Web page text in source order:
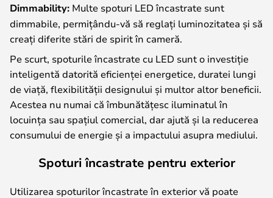
Dimmability: Multe spoturi LED încastrate sunt
dimmabile, permițându-vă să reglați luminozitatea și să
creați diferite stări de spirit în cameră.
Pe scurt, spoturile încastrate cu LED sunt o investiție
inteligentă datorită eficienței energetice, duratei lungi
de viață, flexibilității designului și multor altor beneficii.
Acestea nu numai că îmbunătățesc iluminatul în
locuința sau spațiul comercial, dar ajută și la reducerea
consumului de energie și a impactului asupra mediului.
Spoturi încastrate pentru exterior
Utilizarea spoturilor încastrate în exterior vă poate